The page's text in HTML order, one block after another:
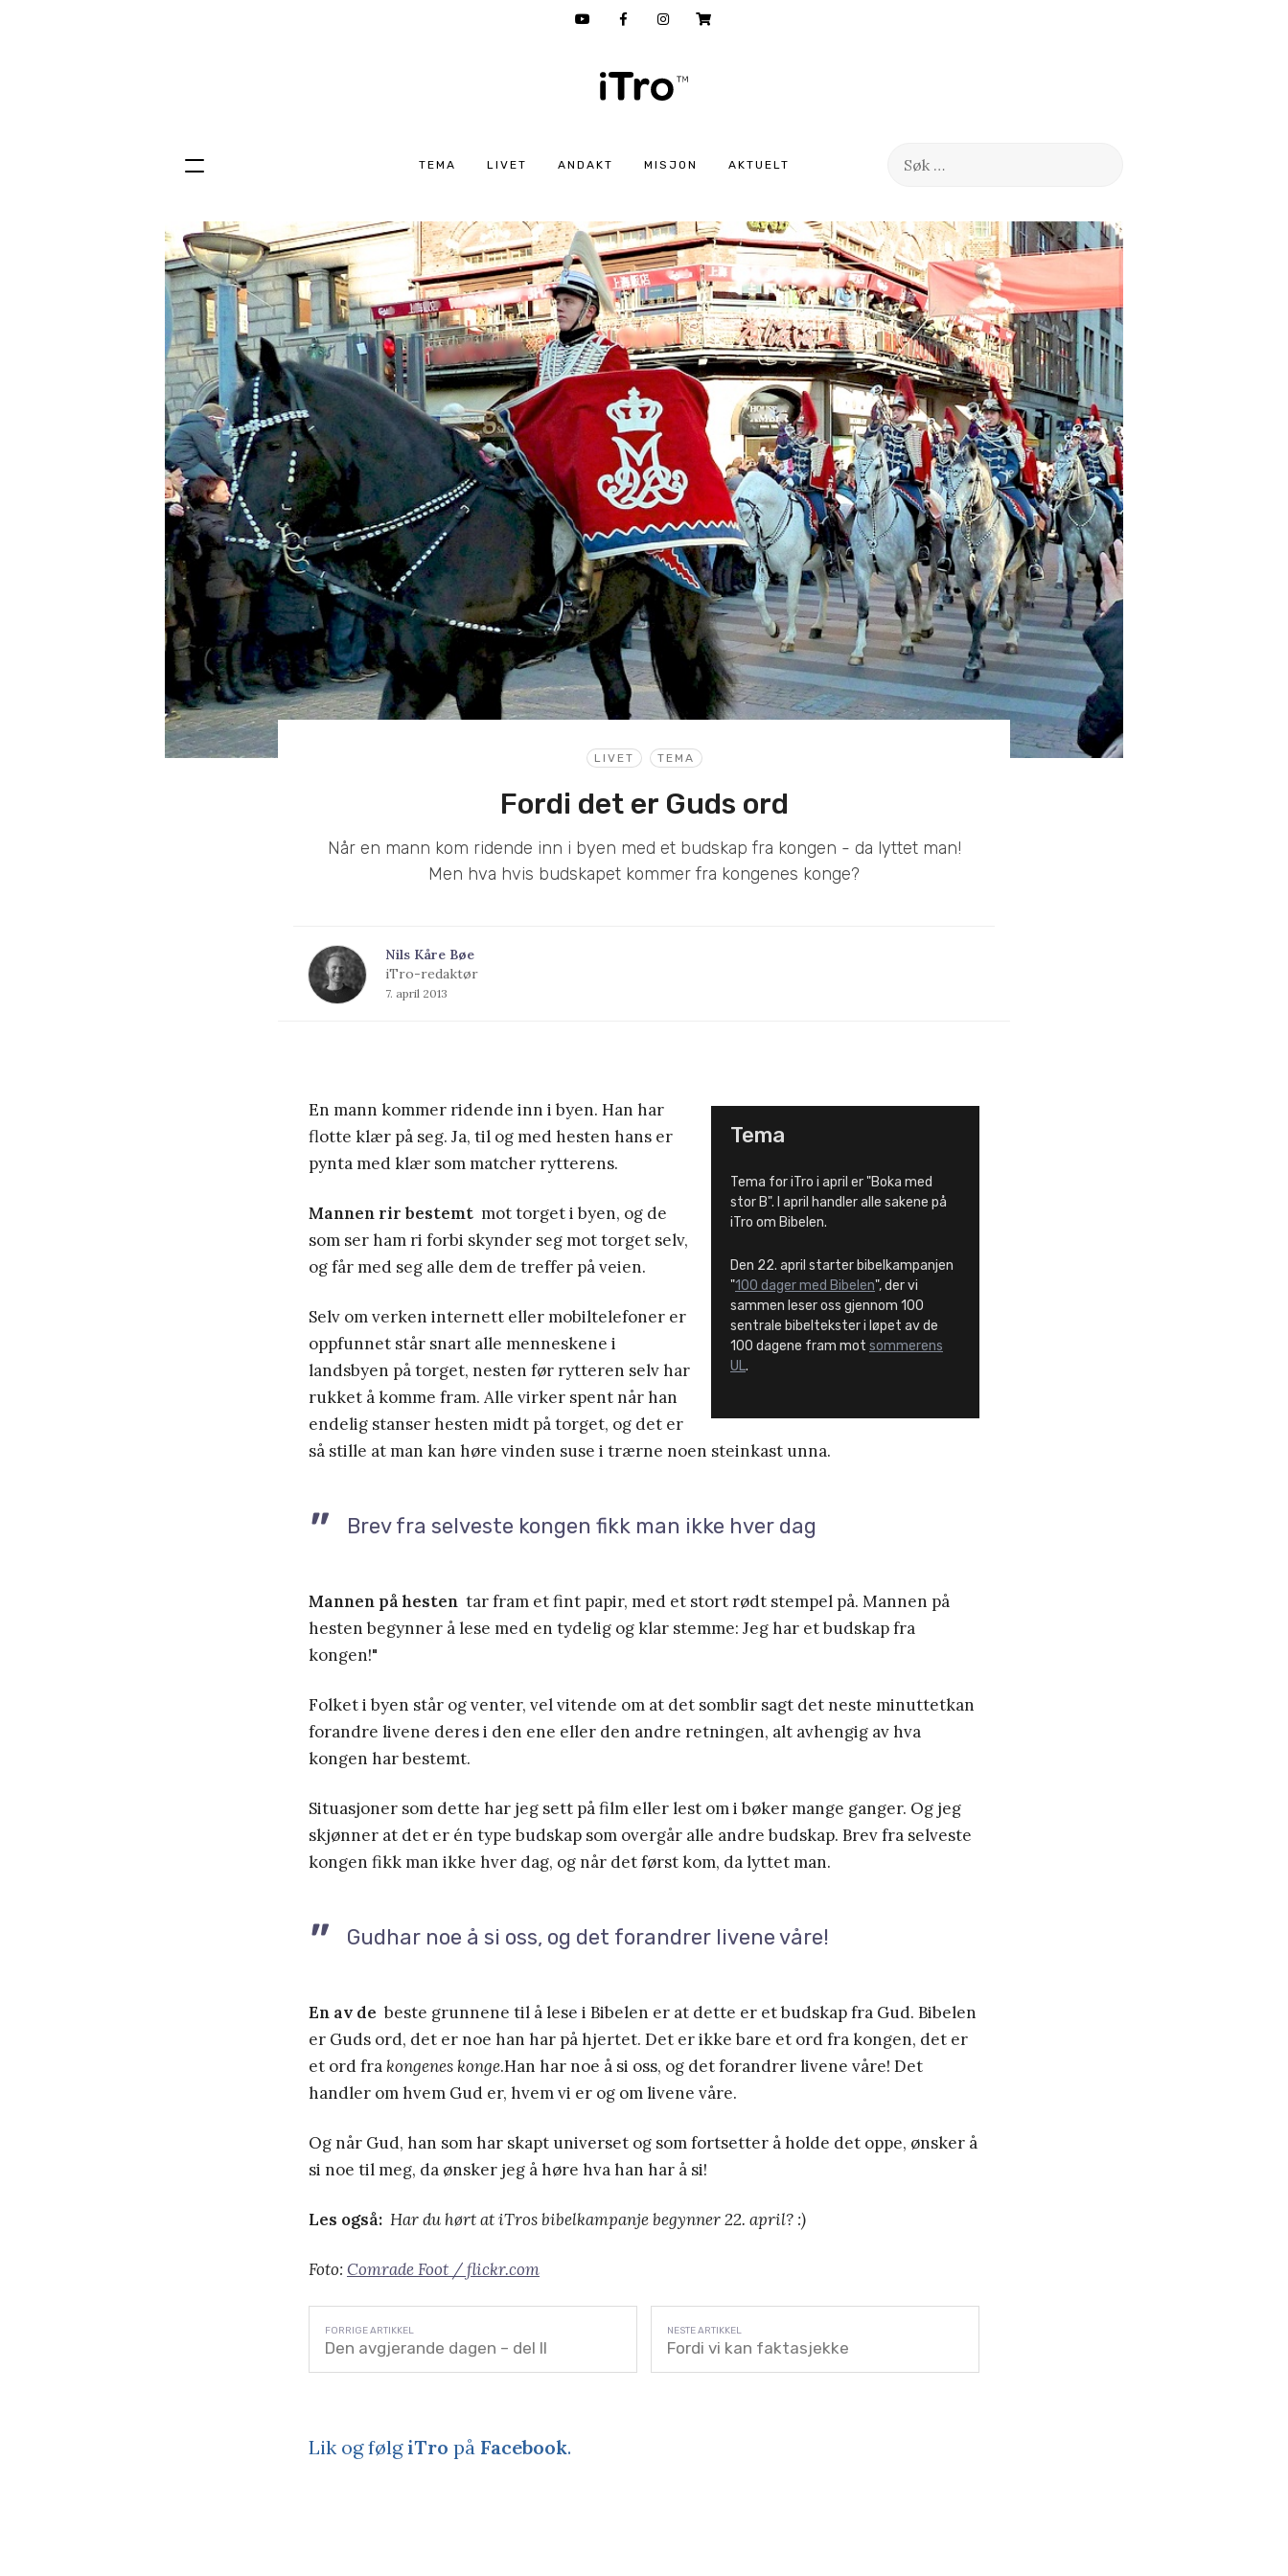
TEMA LIVET ANDAKT MISJON AKTUELT
Søk
Hopp
innhold
LIVET TEMA
Fordi det er Guds ord
Når en mann kom ridende inn i byen med et budskap fra kongen - da lyttet man!
Men hva hvis budskapet kommer fra kongenes konge?
Nils Kåre Bøe
iTro-redaktør
7. april 2013
Tema
Tema for iTro i april er "Boka med
stor B". I april handler alle sakene på
iTro om Bibelen.
Den 22. april starter bibelkampanjen
"100 dager med Bibelen", der vi
sammen leser oss gjennom 100
sentrale bibeltekster i løpet av de
100 dagene fram mot sommerens
UL.
En mann kommer ridende inn i byen. Han har
flotte klær på seg. Ja, til og med hesten hans er
pynta med klær som matcher rytterens.
Mannen rir bestemt mot torget i byen, og de
som ser ham ri forbi skynder seg mot torget selv,
og får med seg alle dem de treffer på veien.
Selv om verken internett eller mobiltelefoner er
oppfunnet står snart alle menneskene i
landsbyen på torget, nesten før rytteren selv har
rukket å komme fram. Alle virker spent når han
endelig stanser hesten midt på torget, og det er
så stille at man kan høre vinden suse i trærne noen steinkast unna.
Brev fra selveste kongen fikk man ikke hver dag
Mannen på hesten tar fram et fint papir, med et stort rødt stempel på. Mannen på
hesten begynner å lese med en tydelig og klar stemme: Jeg har et budskap fra
kongen!"
Folket i byen står og venter, vel vitende om at det somblir sagt det neste minuttetkan
forandre livene deres i den ene eller den andre retningen, alt avhengig av hva
kongen har bestemt.
Situasjoner som dette har jeg sett på film eller lest om i bøker mange ganger. Og jeg
skjønner at det er én type budskap som overgår alle andre budskap. Brev fra selveste
kongen fikk man ikke hver dag, og når det først kom, da lyttet man.
Gudhar noe å si oss, og det forandrer livene våre!
En av de beste grunnene til å lese i Bibelen er at dette er et budskap fra Gud. Bibelen
er Guds ord, det er noe han har på hjertet. Det er ikke bare et ord fra kongen, det er
et ord fra kongenes konge.Han har noe å si oss, og det forandrer livene våre! Det
handler om hvem Gud er, hvem vi er og om livene våre.
Og når Gud, han som har skapt universet og som fortsetter å holde det oppe, ønsker å
si noe til meg, da ønsker jeg å høre hva han har å si!
Les også: Har du hørt at iTros bibelkampanje begynner 22. april? :)
Foto: Comrade Foot / flickr.com
Den avgjerande dagen – del II Fordi vi kan faktasjekke
Lik og følgiTro på Facebook.